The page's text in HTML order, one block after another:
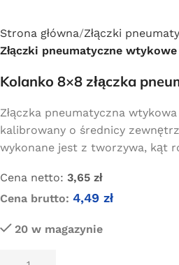
Strona główna Złączki
Złączki pneumatyczne
Kolanko 8×8 złączka
Złączka pneumatyczna
kalibrowany o średnicy
wykonane jest z tworzywa, kąt
Cena netto: 3,65 zł
Cena brutto: 4,49 zł
20 w magazynie